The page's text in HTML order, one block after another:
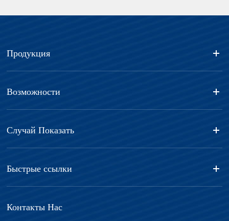
Продукция
Возможности
Случай Показать
Быстрые ссылки
Контакты Нас